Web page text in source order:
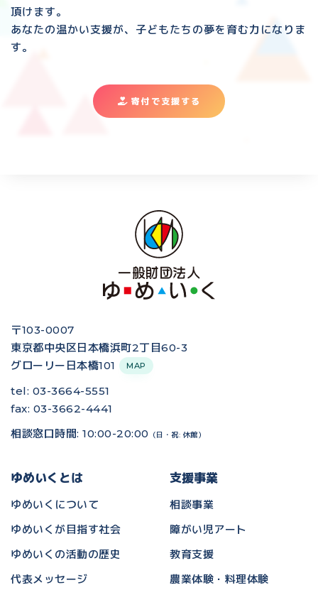
頂けます。
あなたの温かい支援が、子どもたちの夢を育む力になりま
す。
寄付で支援する
〒103-0007
東京都中央区日本橋浜町2丁目60-3
グローリー日本橋101
MAP
tel: 03-3664-5551
fax: 03-3662-4441
相談窓口時間: 10:00-20:00
（日・祝: 休館）
ゆめいくとは
ゆめいくについて
ゆめいくが目指す社会
ゆめいくの活動の歴史
代表メッセージ
支援事業
相談事業
障がい児アート
教育支援
農業体験・料理体験